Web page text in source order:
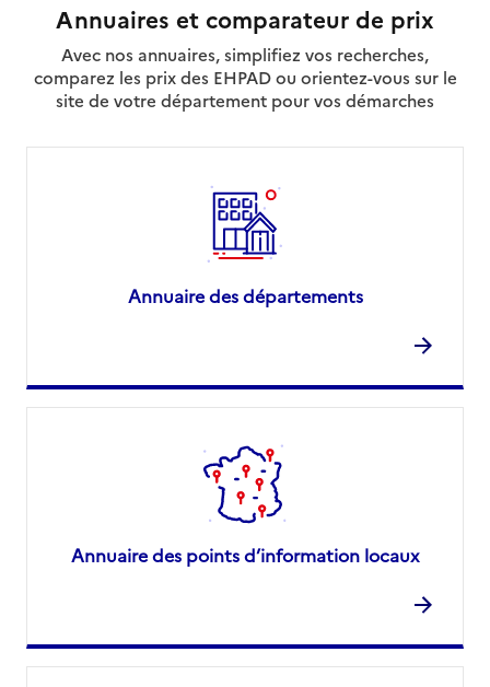
Annuaires et comparateur de prix
Avec nos annuaires, simplifiez vos recherches,
comparez les prix des EHPAD ou orientez-vous sur le
site de votre département pour vos démarches
Annuaire des départements
Annuaire des points d’information locaux